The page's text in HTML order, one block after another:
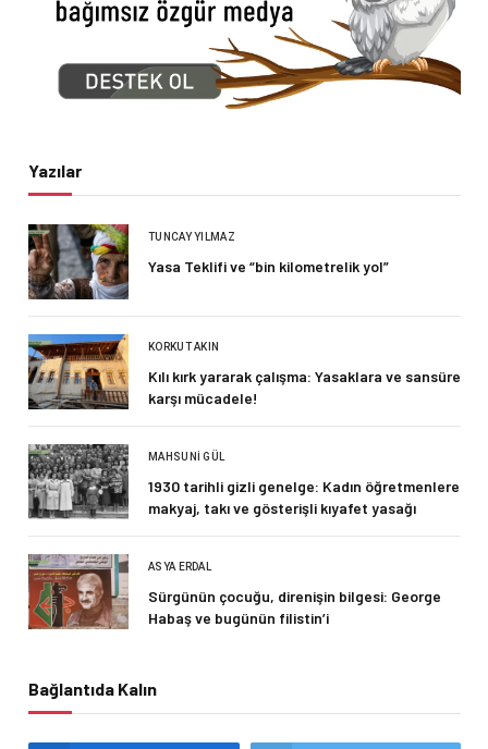
Yazılar
TUNCAY YILMAZ
Yasa Teklifi ve “bin kilometrelik yol”
KORKUT AKIN
Kılı kırk yararak çalışma: Yasaklara ve sansüre
karşı mücadele!
MAHSUNI GÜL
1930 tarihli gizli genelge: Kadın öğretmenlere
makyaj, takı ve gösterişli kıyafet yasağı
ASYA ERDAL
Sürgünün çocuğu, direnişin bilgesi: George
Habaş ve bugünün filistin’i
Bağlantıda Kalın